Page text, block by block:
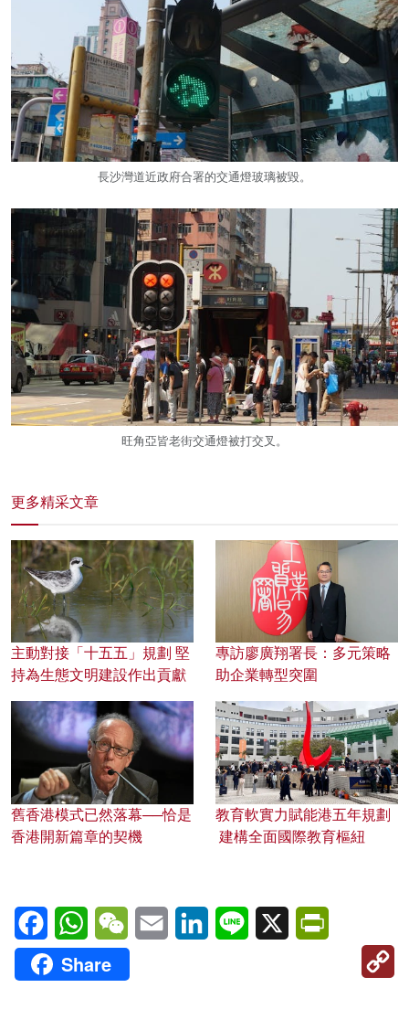
長沙灣道近政府合署的交通燈玻璃被毀。
旺角亞皆老街交通燈被打交叉。
更多精采文章
主動對接「十五五」規劃 堅
持為生態文明建設作出貢獻
專訪廖廣翔署長：多元策略
助企業轉型突圍
舊香港模式已然落幕──恰是
香港開新篇章的契機
教育軟實力賦能港五年規劃
建構全面國際教育樞紐
FacebookWhatsAppWeChatEmail LinkedInLine X
Share